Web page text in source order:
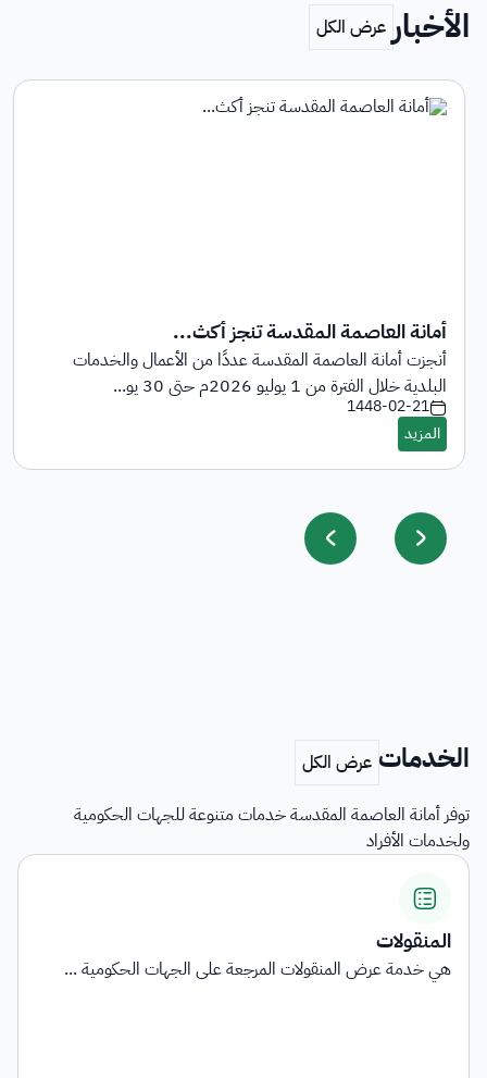
الأخبار
أمانة العاصمة المقدسة تنجز أكث...
أنجزت أمانة العاصمة المقدسة عددًا من الأعمال والخدمات
البلدية خلال الفترة من 1 يوليو 2026م حتى 30 يو...
1448-02-21
الخدمات
توفر أمانة العاصمة المقدسة خدمات متنوعة للجهات الحكومية
ولخدمات الأفراد
المنقولات
هي خدمة عرض المنقولات المرجعة على الجهات الحكومية ...